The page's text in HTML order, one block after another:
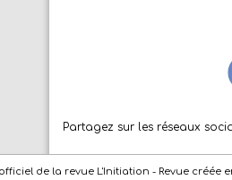
Partagez sur les réseaux
de la revue L'Initiation - Revue